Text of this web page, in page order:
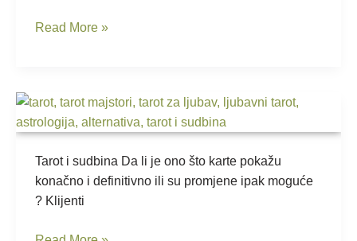
Read More »
Tarot i sudbina Da li je ono što karte pokažu
konačno i definitivno ili su promjene ipak moguće
? Klijenti
Tarot
i
da
li
je